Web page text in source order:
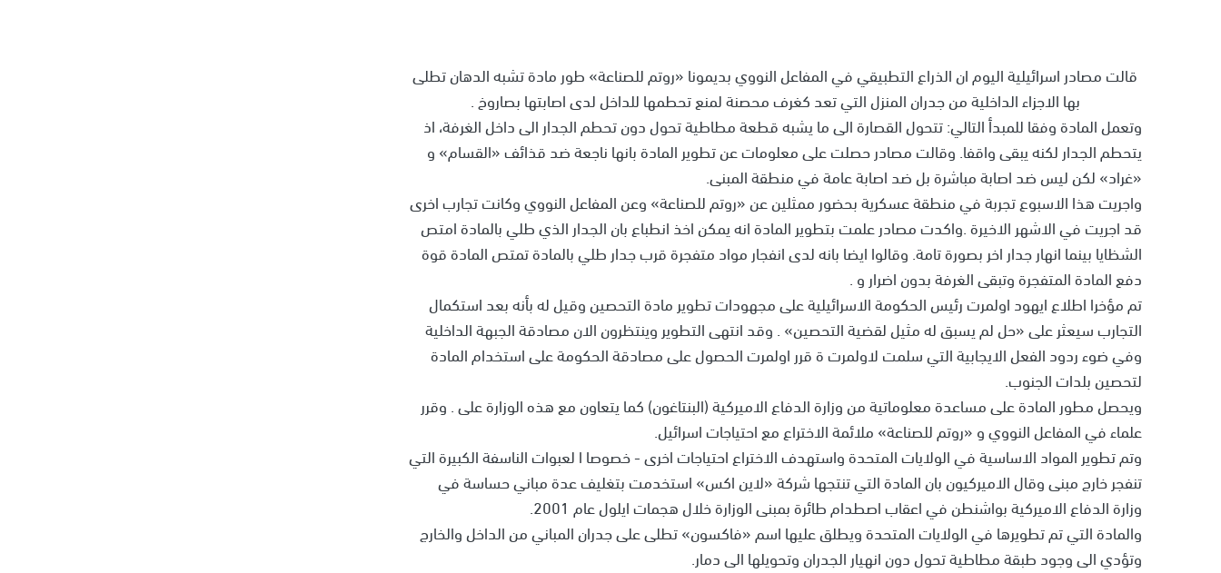
قالت مصادر اسرائيلية اليوم ان الذراع التطبيقي في المفاعل النووي بديمونا «روتم للصناعة» طور مادة تشبه الدهان تطلى
بها الاجزاء الداخلية من جدران المنزل التي تعد كغرف محصنة لمنع تحطمها للداخل لدى اصابتها بصاروخ .
وتعمل المادة وفقا للمبدأ التالي: تتحول القصارة الى ما يشبه قطعة مطاطية تحول دون تحطم الجدار الى داخل الغرفة، اذ
يتحطم الجدار لكنه يبقى واقفا. وقالت مصادر حصلت على معلومات عن تطوير المادة بانها ناجعة ضد قذائف «القسام» و
«غراد» لكن ليس ضد اصابة مباشرة بل ضد اصابة عامة في منطقة المبنى.
واجريت هذا الاسبوع تجربة في منطقة عسكرية بحضور ممثلين عن «روتم للصناعة» وعن المفاعل النووي وكانت تجارب اخرى
قد اجريت في الاشهر الاخيرة .واكدت مصادر علمت بتطوير المادة انه يمكن اخذ انطباع بان الجدار الذي طلي بالمادة امتص
الشظايا بينما انهار جدار اخر بصورة تامة. وقالوا ايضا بانه لدى انفجار مواد متفجرة قرب جدار طلي بالمادة تمتص المادة قوة
دفع المادة المتفجرة وتبقى الغرفة بدون اضرار و .
تم مؤخرا اطلاع ايهود اولمرت رئيس الحكومة الاسرائيلية على مجهودات تطوير مادة التحصين وقيل له بأنه بعد استكمال
التجارب سيعثر على «حل لم يسبق له مثيل لقضية التحصين» . وقد انتهى التطوير وينتظرون الان مصادقة الجبهة الداخلية
وفي ضوء ردود الفعل الايجابية التي سلمت لاولمرت ة قرر اولمرت الحصول على مصادقة الحكومة على استخدام المادة
لتحصين بلدات الجنوب.
ويحصل مطور المادة على مساعدة معلوماتية من وزارة الدفاع الاميركية (البنتاغون) كما يتعاون مع هذه الوزارة على . وقرر
علماء في المفاعل النووي و «روتم للصناعة» ملائمة الاختراع مع احتياجات اسرائيل.
وتم تطوير المواد الاساسية في الولايات المتحدة واستهدف الاختراع احتياجات اخرى - خصوصا ا لعبوات الناسفة الكبيرة التي
تنفجر خارج مبنى وقال الاميركيون بان المادة التي تنتجها شركة «لاين اكس» استخدمت بتغليف عدة مباني حساسة في
وزارة الدفاع الاميركية بواشنطن في اعقاب اصطدام طائرة بمبنى الوزارة خلال هجمات ايلول عام 2001.
والمادة التي تم تطويرها في الولايات المتحدة ويطلق عليها اسم «فاكسون» تطلى على جدران المباني من الداخل والخارج
وتؤدي الى وجود طبقة مطاطية تحول دون انهيار الجدران وتحويلها الى دمار.